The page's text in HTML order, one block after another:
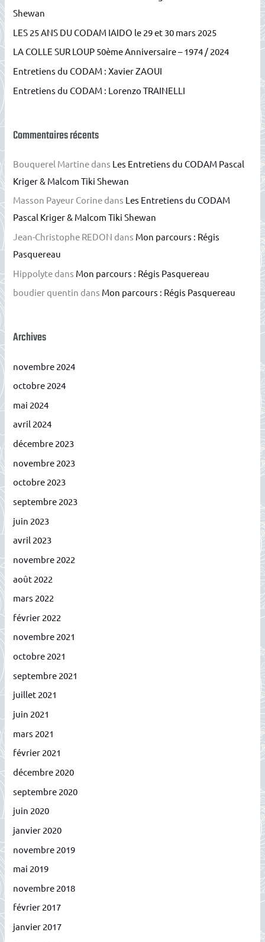
c
h
e
r
Shewan
LES 25 ANS DU CODAM IAIDO le 29 et 30 mars 2025
LA COLLE SUR LOUP 50ème Anniversaire – 1974 / 2024
Entretiens du CODAM : Xavier ZAOUI
Entretiens du CODAM : Lorenzo TRAINELLI
Commentaires récents
Bouquerel Martinedans Les Entretiens du CODAM Pascal
Kriger & Malcom Tiki Shewan
Masson Payeur Corinedans Les Entretiens du CODAM
Pascal Kriger & Malcom Tiki Shewan
Jean-Christophe REDON dans Mon parcours : Régis
Pasquereau
Hippolytedans Mon parcours : Régis Pasquereau
boudier quentin dans Mon parcours : Régis Pasquereau
Archives
novembre 2024
octobre 2024
mai 2024
avril 2024
décembre 2023
novembre 2023
octobre 2023
septembre 2023
juin 2023
avril 2023
novembre 2022
août 2022
mars 2022
février 2022
novembre 2021
octobre 2021
septembre 2021
juillet 2021
juin 2021
mars 2021
février 2021
décembre 2020
septembre 2020
juin 2020
janvier 2020
novembre 2019
mai 2019
novembre 2018
février 2017
janvier 2017